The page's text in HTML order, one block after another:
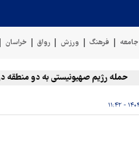
جامعه فرهنگ ورزش رواق خراسان
حمله رژیم صهیونیستی به دو منطقه در